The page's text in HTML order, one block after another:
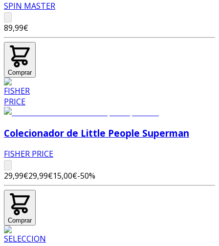
SPIN MASTER
89,99€
Comprar
Colecionador de Little People Superman
FISHER PRICE
29,99€29,99€15,00€-50%
Comprar